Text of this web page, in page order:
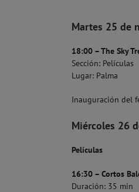
Martes 25 de
18:00 – The Sky
Sección: Películas
Lugar: Palma
Inauguración del
Miércoles 26
Películas
16:30 – Cortos
Duración: 35 min